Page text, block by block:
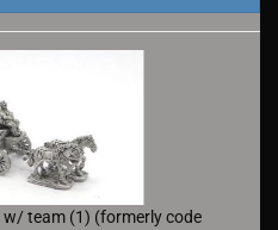
w/ team (1) (formerly code